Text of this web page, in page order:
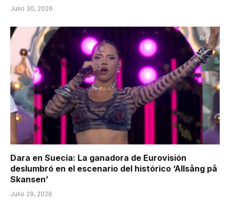
Julio 30, 2026
Dara en Suecia: La ganadora de Eurovisión
deslumbró en el escenario del histórico ‘Allsång på
Skansen’
Julio 29, 2026